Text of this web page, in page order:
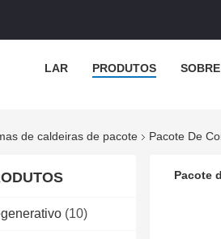
LAR PRODUTOS
de caldeiras de pacote Pacote De
(10)
Pacote